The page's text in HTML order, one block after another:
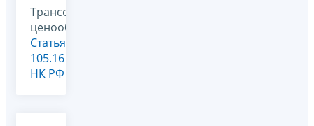
Трансфертное
ценообразование,
Статья
105.16
НК РФ